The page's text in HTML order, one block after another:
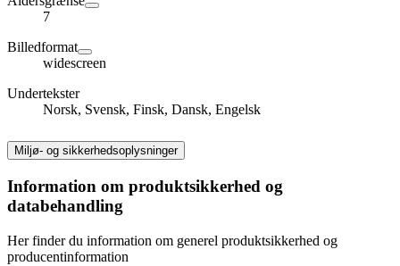
7
Billedformat
widescreen
Undertekster
Norsk, Svensk, Finsk, Dansk, Engelsk
Miljø- og sikkerhedsoplysninger
Information om produktsikkerhed og
databehandling
Her finder du information om generel produktsikkerhed og
producentinformation